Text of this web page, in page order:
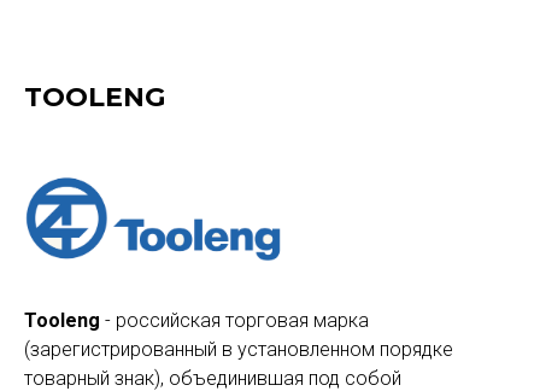
TOOLENG
Tooleng - российская торговая марка
(зарегистрированный в установленном порядке
товарный знак), объединившая под собой